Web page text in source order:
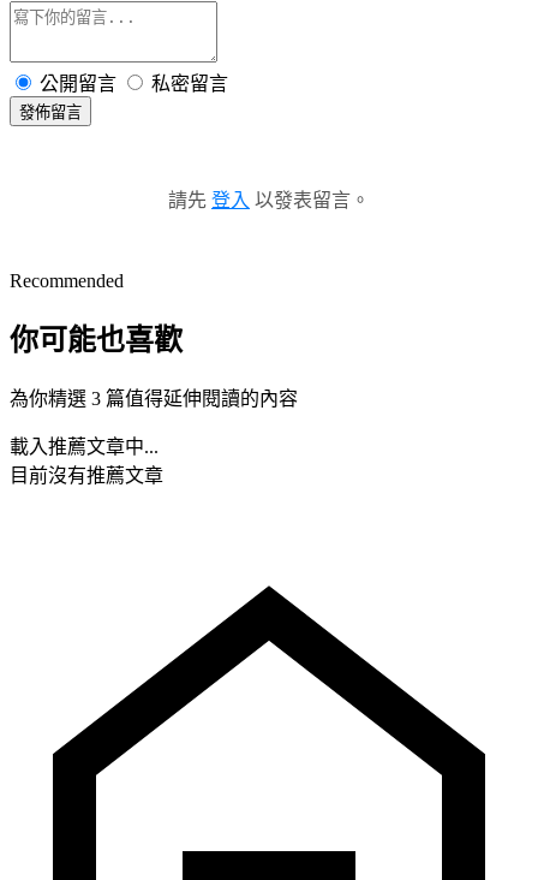
公開留言 私密留言
發佈留言
請先 登入 以發表留言。
Recommended
你可能也喜歡
為你精選 3 篇值得延伸閱讀的內容
載入推薦文章中...
目前沒有推薦文章